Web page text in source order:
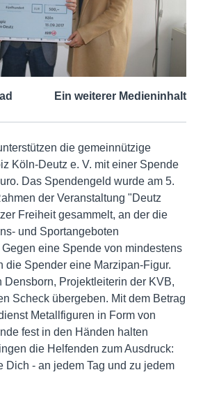
Ein weiterer Medieninhalt
die gemeinnützige
Köln-Deutz e. V. mit einer Spende
Das Spendengeld wurde am 5.
der Veranstaltung "Deutz
Freiheit gesammelt, an der die
und Sportangeboten
eine Spende von mindestens
die Spender eine Marzipan-Figur.
Densborn, Projektleiterin der KVB,
Scheck übergeben. Mit dem Betrag
Metallfiguren in Form von
fest in den Händen halten
die Helfenden zum Ausdruck:
Dich - an jedem Tag und zu jedem